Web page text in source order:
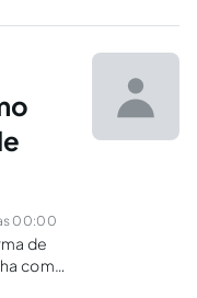
de
00:00
de
como